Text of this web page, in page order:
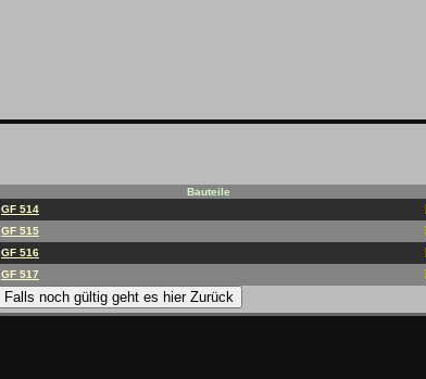
Bauteile
GF 514
GF 515
GF 516
GF 517
Falls noch gültig geht es hier Zurück